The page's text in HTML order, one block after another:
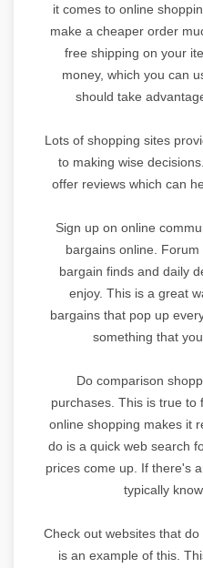
it comes to online
make a cheaper order
free shipping on your
money, which you can
should take
Lots of shopping sites
to making wise
offer reviews which can
Sign up on online
bargains online.
bargain finds and daily
enjoy. This is a great
bargains that pop up
something that
Do comparison
purchases. This is true to
online shopping makes it
do is a quick web search
prices come up. If there's
typically
Check out websites that
is an example of this.